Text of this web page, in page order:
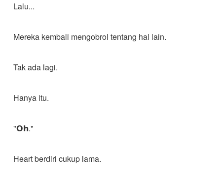
Lalu...
Mereka kembali mengobrol tentang hal lain.
Tak ada lagi.
Hanya itu.
"𝗢𝗵."
Heart berdiri cukup lama.